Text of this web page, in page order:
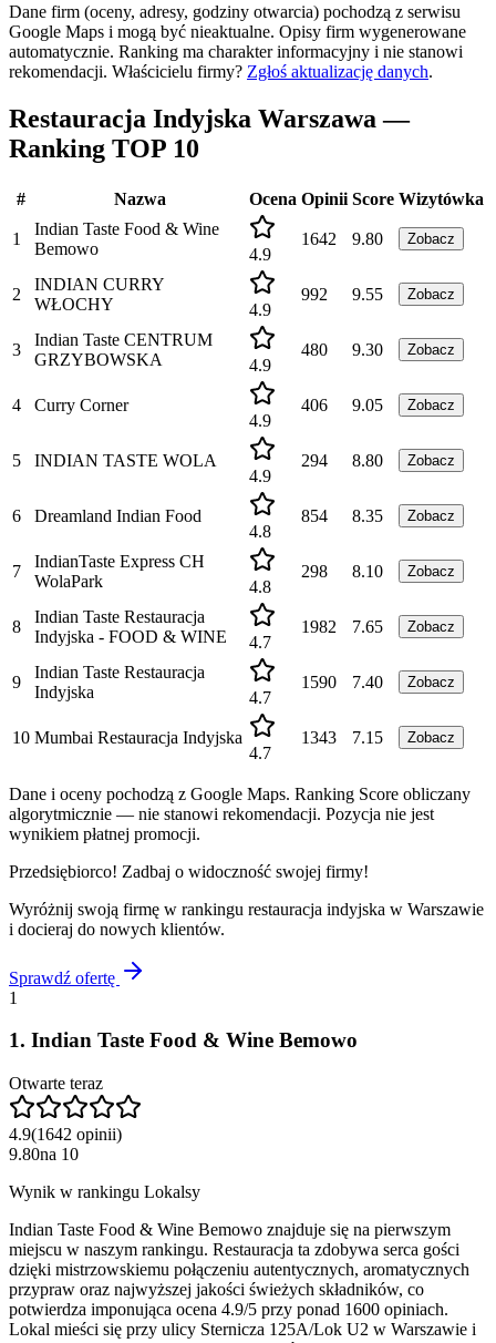
Dane firm (oceny, adresy, godziny otwarcia) pochodzą z serwisu
Google Maps i mogą być nieaktualne. Opisy firm wygenerowane
automatycznie. Ranking ma charakter informacyjny i nie stanowi
rekomendacji. Właścicielu firmy? Zgłoś aktualizację danych.
Restauracja Indyjska Warszawa —
Ranking TOP 10
# Nazwa Ocena Opinii Score Wizytówka
1
Indian Taste Food & Wine
Bemowo
4.9
1642 9.80 Zobacz
2
INDIAN CURRY
WŁOCHY
4.9
992 9.55 Zobacz
3
Indian Taste CENTRUM
GRZYBOWSKA
4.9
480 9.30 Zobacz
4
Curry Corner
4.9
406 9.05 Zobacz
5
INDIAN TASTE WOLA
4.9
294 8.80 Zobacz
6
Dreamland Indian Food
4.8
854 8.35 Zobacz
7
IndianTaste Express CH
WolaPark
4.8
298 8.10 Zobacz
8
Indian Taste Restauracja
Indyjska - FOOD & WINE
4.7
1982 7.65 Zobacz
9
Indian Taste Restauracja
Indyjska
4.7
1590 7.40 Zobacz
10 Mumbai Restauracja Indyjska
4.7
1343 7.15 Zobacz
Dane i oceny pochodzą z Google Maps. Ranking Score obliczany
algorytmicznie — nie stanowi rekomendacji. Pozycja nie jest
wynikiem płatnej promocji.
Przedsiębiorco! Zadbaj o widoczność swojej firmy!
Wyróżnij swoją firmę w rankingu restauracja indyjska w Warszawie
i docieraj do nowych klientów.
Sprawdź ofertę
1
1. Indian Taste Food & Wine Bemowo
Otwarte teraz
4.9(1642 opinii)
9.80na 10
Wynik w rankingu Lokalsy
Indian Taste Food & Wine Bemowo znajduje się na pierwszym
miejscu w naszym rankingu. Restauracja ta zdobywa serca gości
dzięki mistrzowskiemu połączeniu autentycznych, aromatycznych
przypraw oraz najwyższej jakości świeżych składników, co
potwierdza imponująca ocena 4.9/5 przy ponad 1600 opiniach.
Lokal mieści się przy ulicy Sternicza 125A/Lok U2 w Warszawie i